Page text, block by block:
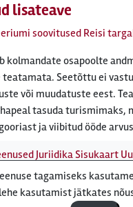
lisateave
soovitused Reisi
kolmandate osapoolte
Seetõttu ei
või muudatuste eest.
tasuda turismimaks,
ja viibitud ööde
JuriidikaSisukaart
ÄrikliendileOtsi infot
Roosikrantsi 8B
tagamiseks
kasutamist jätkates